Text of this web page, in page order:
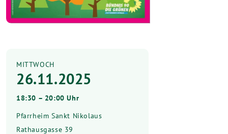
MITTWOCH
26.11.2025
18:30 – 20:00 Uhr
Pfarrheim Sankt Nikolaus
Rathausgasse 39